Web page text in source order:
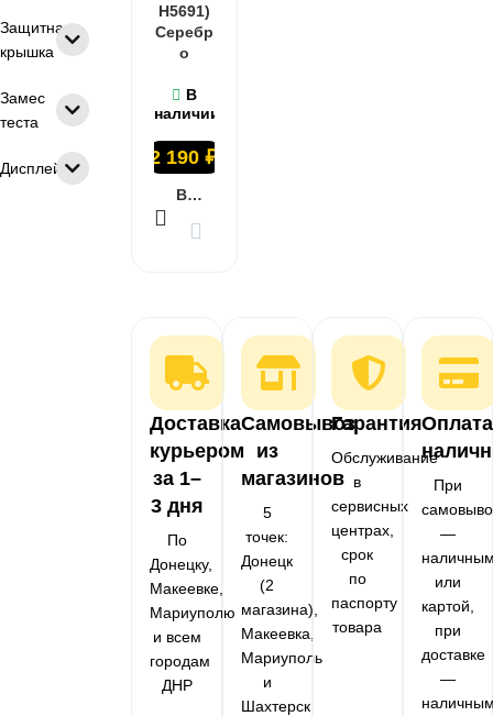
Защитная
крышка
Замес
теста
Дисплей
H5691)
Серебр
о
В
наличии
2 190₽
В КОРЗИНУ
Доставка
курьером
за 1–
3 дня
По
Донецку,
Макеевке,
Мариуполю
и всем
городам
ДНР
Самовывоз
из
магазинов
5
точек:
Донецк
(2
магазина),
Макеевка,
Мариуполь
и
Шахтерск
Гарантия
Обслуживание
в
сервисных
центрах,
срок
по
паспорту
товара
Оплата
При
—
или
картой,
при
доставке
—